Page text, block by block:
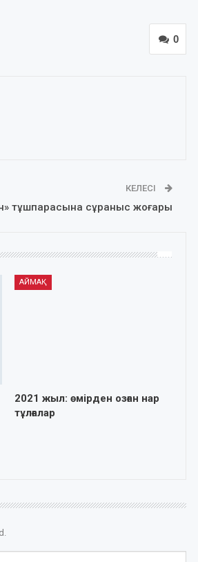
0
КЕЛЕСІ
тұшпарасына сұраныс жоғары
АЙМАҚ
2021 жыл: өмірден озған нар
тұлғалар